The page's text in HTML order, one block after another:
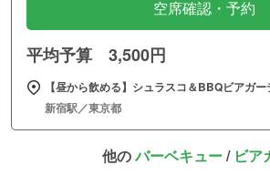
空席確認・予約
平均予算 3,500円
【昼から飲める】シュラスコ＆BBQビアガ
新宿駅／東京都
他のバーベキュー/ ビア